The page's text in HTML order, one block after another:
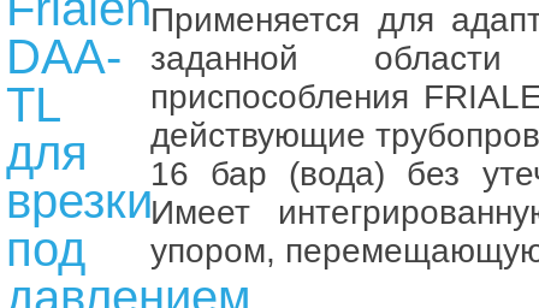
Применяется для
заданной
приспособления
действующие
16 бар (вода) без
Имеет
упором,